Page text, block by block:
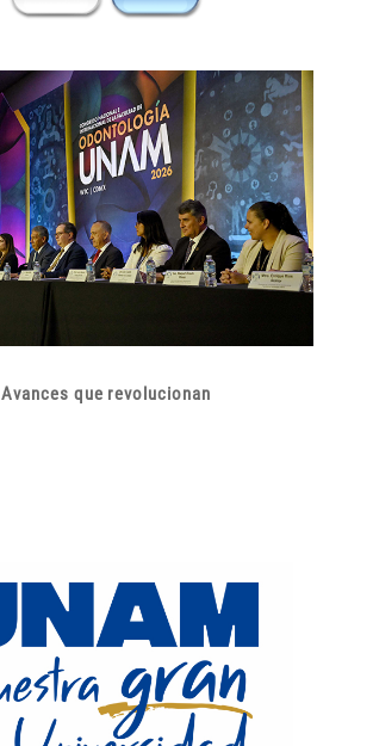
Avances que revolucionan